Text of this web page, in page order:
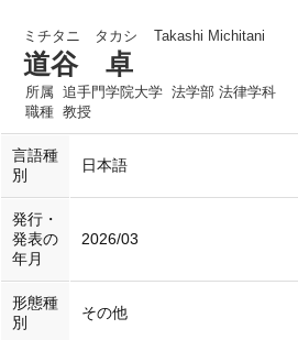
ミチタニ タカシ Takashi Michitani
道谷 卓
所属 追手門学院大学 法学部 法律学科
職種 教授
言語種
別
日本語
発行・
発表の
年月
2026/03
形態種
別
その他